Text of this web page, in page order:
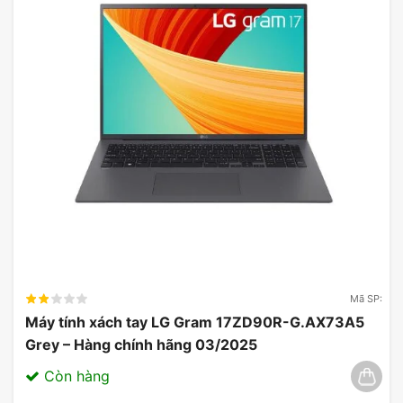
Swift Go AI SFG14-73-75YM
Nhu cầu về các sản phẩm nhỏ gọn và tiện dụng
ngày càng tăng cao. Laptop Acer Swift Go AI
không chỉ giúp người dùng dễ dàng di chuyển mà
trải nghiệm người dùngmột cách
Với vật liệu nhẹ và bền bỉ, laptop Acer Swift Go AI
Mã SP:
Máy tính xách tay LG Gram 17ZD90R-G.AX73A5
Grey – Hàng chính hãng 03/2025
Còn hàng